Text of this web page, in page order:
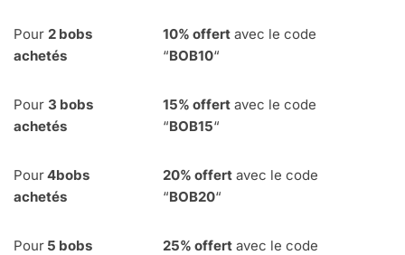
Pour 2 bobs
achetés
10% offert avec le code
“BOB10“
Pour 3 bobs
achetés
15% offert avec le code
“BOB15“
Pour4bobs
achetés
20% offert avec le code
“BOB20“
Pour 5 bobs
25% offert avec le code